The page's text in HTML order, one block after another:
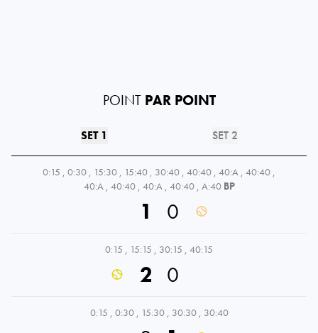
POINT PAR POINT
SET 1 SET 2
0:15 , 0:30 , 15:30 , 15:40 , 30:40 , 40:40 , 40:A , 40:40 ,
40:A , 40:40 , 40:A , 40:40 , A:40 BP
1 0
0:15 , 15:15 , 30:15 , 40:15
2 0
0:15 , 0:30 , 15:30 , 30:30 , 30:40